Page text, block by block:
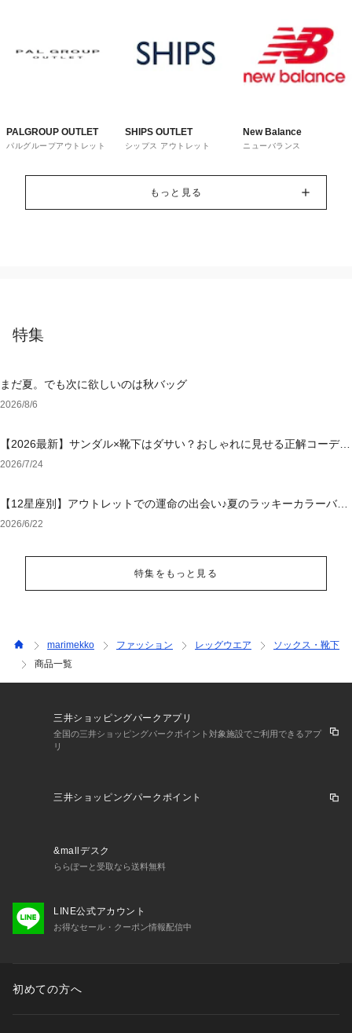
PALGROUP OUTLET
パルグループアウトレット
SHIPS OUTLET
シップス アウトレット
New Balance
ニューバランス
もっと見る
特集
まだ夏。でも次に欲しいのは秋バッグ
2026/8/6
【2026最新】サンダル×靴下はダサい？おしゃれに見せる正解コーデと
選び方【レディース・メンズ】
2026/7/24
【12星座別】アウトレットでの運命の出会い♪夏のラッキーカラーバッ
グ＆小物
2026/6/22
特集をもっと見る
marimekko ファッション レッグウエア
ソックス・靴下
商品一覧
三井ショッピングパークアプリ
全国の三井ショッピングパークポイント対象施設でご利用できるアプ
リ
三井ショッピングパークポイント
&mallデスク
ららぽーと受取なら送料無料
LINE公式アカウント
お得なセール・クーポン情報配信中
初めての方へ